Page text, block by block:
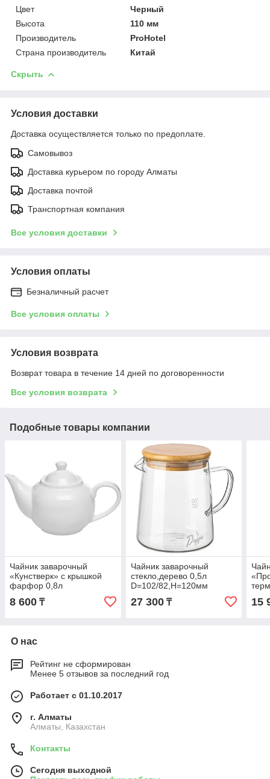
Цвет
Черный
Высота
110 мм
Производитель
ProHotel
Страна производитель
Китай
Скрыть
Условия доставки
Доставка осуществляется только по предоплате.
Самовывоз
Доставка курьером по городу Алматы
Доставка почтой
Транспортная компания
Все условия доставки
Условия оплаты
Безналичный расчет
Все условия оплаты
Условия возврата
Возврат товара в течение 14 дней по договоренности
Все условия возврата
Подобные товары компании
Чайник заварочный
«Кунстверк» с крышкой
фарфор 0,8л
D=77,H=120,L=205мм
белый
8 600 ₸
Чайник заварочный
стекло,дерево 0,5л
D=102/82,H=120мм
прозр.,св. дерево
27 300₸ 15
О нас
Рейтинг не сформирован
Менее 5 отзывов за последний год
Работает с 01.10.2017
г. Алматы
Алматы, Казахстан
Контакты
Сегодня выходной